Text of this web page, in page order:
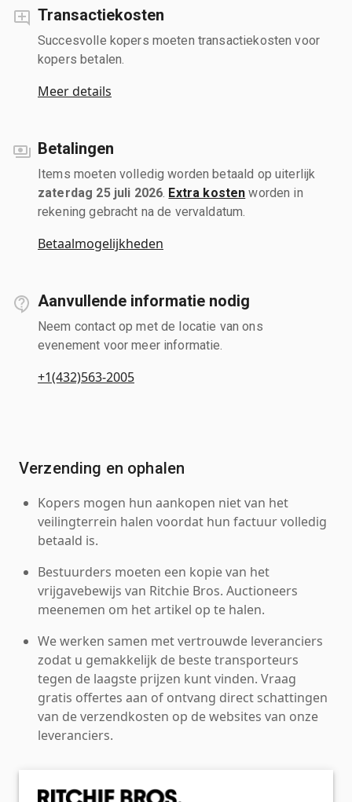
Transactiekosten
Succesvolle kopers moeten transactiekosten voor
kopers betalen.
Meer details
Betalingen
Items moeten volledig worden betaald op uiterlijk
zaterdag 25 juli 2026 Extra kosten worden in
rekening gebracht na de vervaldatum.
Betaalmogelijkheden
Aanvullende informatie nodig
Neem contact op met de locatie van ons
evenement voor meer informatie.
+1(432)563-2005
Verzending en ophalen
Kopers mogen hun aankopen niet van het
veilingterrein halen voordat hun factuur volledig
betaald is.
Bestuurders moeten een kopie van het
vrijgavebewijs van Ritchie Bros. Auctioneers
meenemen om het artikel op te halen.
We werken samen met vertrouwde leveranciers
zodat u gemakkelijk de beste transporteurs
tegen de laagste prijzen kunt vinden. Vraag
gratis offertes aan of ontvang direct schattingen
van de verzendkosten op de websites van onze
leveranciers.